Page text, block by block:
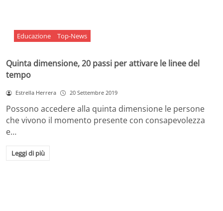
Educazione Top-News
Quinta dimensione, 20 passi per attivare le linee del
tempo
Estrella Herrera 20 Settembre 2019
Possono accedere alla quinta dimensione le persone
che vivono il momento presente con consapevolezza
e…
Leggi di più